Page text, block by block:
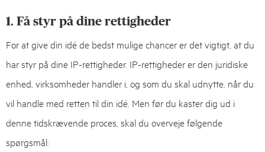
1. Få styr på dine rettigheder
For at give din idé de bedst mulige chancer er det vigtigt, at du
har styr på dine IP-rettigheder. IP-rettigheder er den juridiske
enhed, virksomheder handler i, og som du skal udnytte, når du
vil handle med retten til din idé. Men før du kaster dig ud i
denne tidskrævende proces, skal du overveje følgende
spørgsmål: